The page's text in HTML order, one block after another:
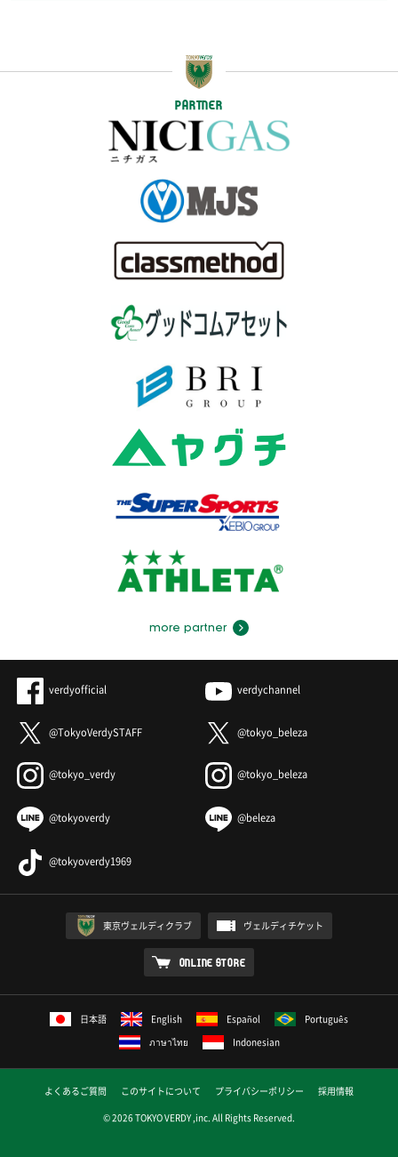
PARTNER
more partner
verdyofficial verdychannel
@TokyoVerdySTAFF @tokyo_beleza
@tokyo_verdy @tokyo_beleza
@tokyoverdy @beleza
@tokyoverdy1969
東京ヴェルディクラブ ヴェルディチケット
ONLINE STORE
日本語 English Español
Português
ภาษาไทย
Indonesian
よくあるご質問 このサイトについて プライバシーポリシー
採用情報
© 2026 TOKYO VERDY ,inc. All Rights Reserved.